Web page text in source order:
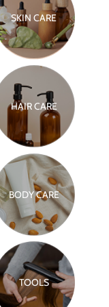
SKIN CARE
HAIR CARE
BODY CARE
TOOLS